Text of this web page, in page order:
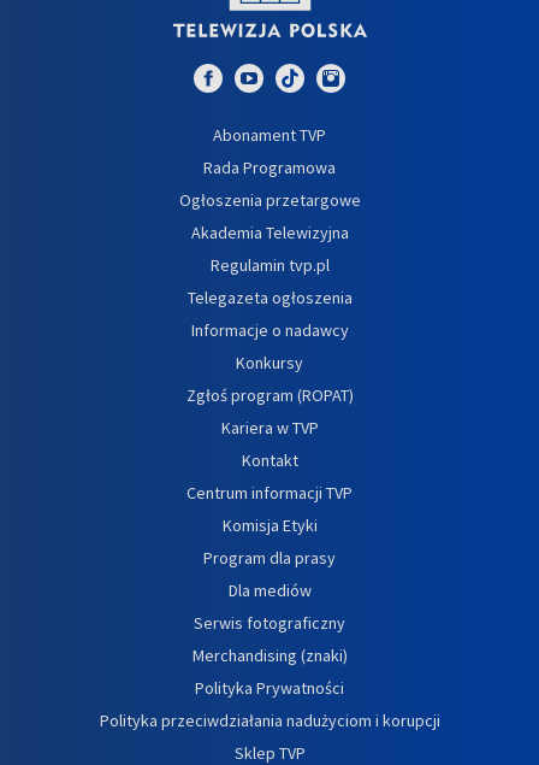
Abonament TVP
Rada Programowa
Ogłoszenia przetargowe
Akademia Telewizyjna
Regulamin tvp.pl
Telegazeta ogłoszenia
Informacje o nadawcy
Konkursy
Zgłoś program (ROPAT)
Kariera w TVP
Kontakt
Centrum informacji TVP
Komisja Etyki
Program dla prasy
Dla mediów
Serwis fotograficzny
Merchandising (znaki)
Polityka Prywatności
Polityka przeciwdziałania nadużyciom i korupcji
Sklep TVP